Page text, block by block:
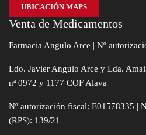
UBICACIÓN MAPS
Venta de Medicamentos
Farmacia Angulo Arce | Nº
Ldo. Javier Angulo Arce y Lda.
nª 0972 y 1177 COF Alava
Nº autorización fiscal: E01578335 |
(RPS): 139/21